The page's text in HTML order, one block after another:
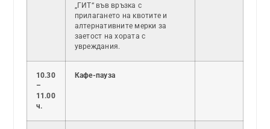
„ГИТ“ във връзка с
прилагането на квотите и
алтернативните мерки за
заетост на хората с
увреждания.
10.30
–
11.00
ч.
Кафе-пауза